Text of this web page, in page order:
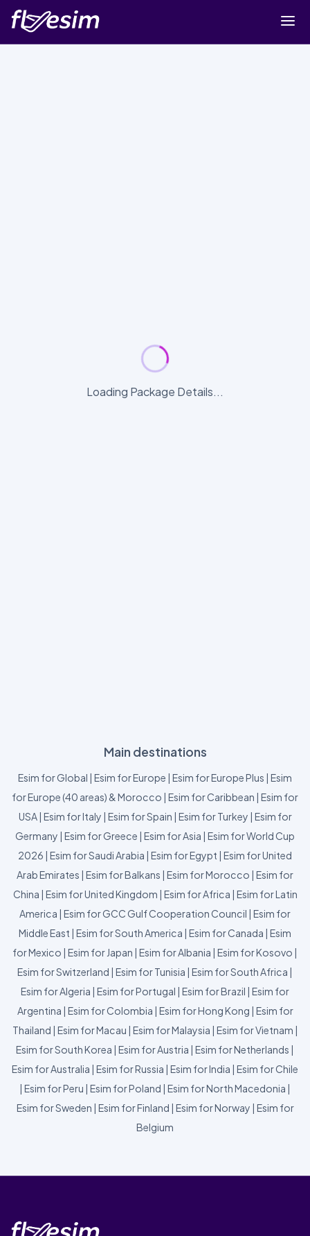
Loading Package Details...
Main destinations
Esim for Global | Esim for Europe | Esim for Europe Plus | Esim
for Europe (40 areas) & Morocco | Esim for Caribbean | Esim for
USA| Esim for Italy | Esim for Spain | Esim for Turkey | Esim for
Germany | Esim for Greece | Esim for Asia | Esim for World Cup
2026 | Esim for Saudi Arabia | Esim for Egypt | Esim for United
Arab Emirates | Esim for Balkans | Esim for Morocco | Esim for
China | Esim for United Kingdom | Esim for Africa | Esim for Latin
America | Esim for GCC Gulf Cooperation Council | Esim for
Middle East | Esim for South America | Esim for Canada | Esim
for Mexico | Esim for Japan | Esim for Albania | Esim for Kosovo |
Esim for Switzerland | Esim for Tunisia | Esim for South Africa |
Esim for Algeria | Esim for Portugal | Esim for Brazil | Esim for
Argentina | Esim for Colombia | Esim for Hong Kong | Esim for
Thailand | Esim for Macau | Esim for Malaysia | Esim for Vietnam |
Esim for South Korea | Esim for Austria | Esim for Netherlands |
Esim for Australia | Esim for Russia | Esim for India | Esim for Chile
| Esim for Peru | Esim for Poland | Esim for North Macedonia |
Esim for Sweden | Esim for Finland | Esim for Norway | Esim for
Belgium